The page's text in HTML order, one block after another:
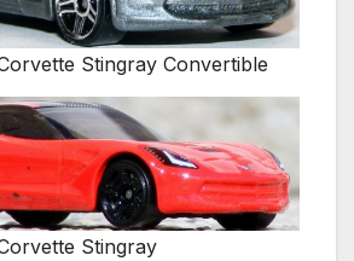
Stingray Convertible
Stingray